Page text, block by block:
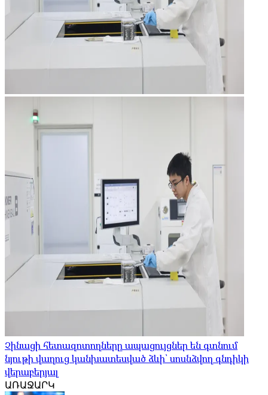
Չինացի հետազոտողները ապացույցներ են գտնում
նյութի վաղուց կանխատեսված ձևի՝ սոսնձվող գնդիկի
վերաբերյալ
ԱՌԱՋԱՐԿ